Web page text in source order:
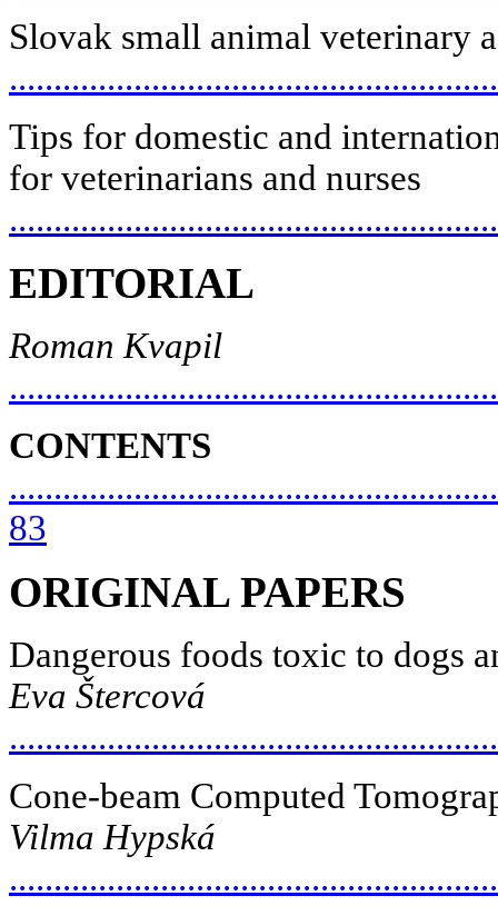
Slovak small animal veterinary
Tips for domestic and
for veterinarians and nurses
EDITORIAL
Roman Kvapil
CONTENTS
83
ORIGINAL PAPERS
Dangerous foods toxic to dogs
Eva Štercová
Cone-beam Computed
Vilma Hypská